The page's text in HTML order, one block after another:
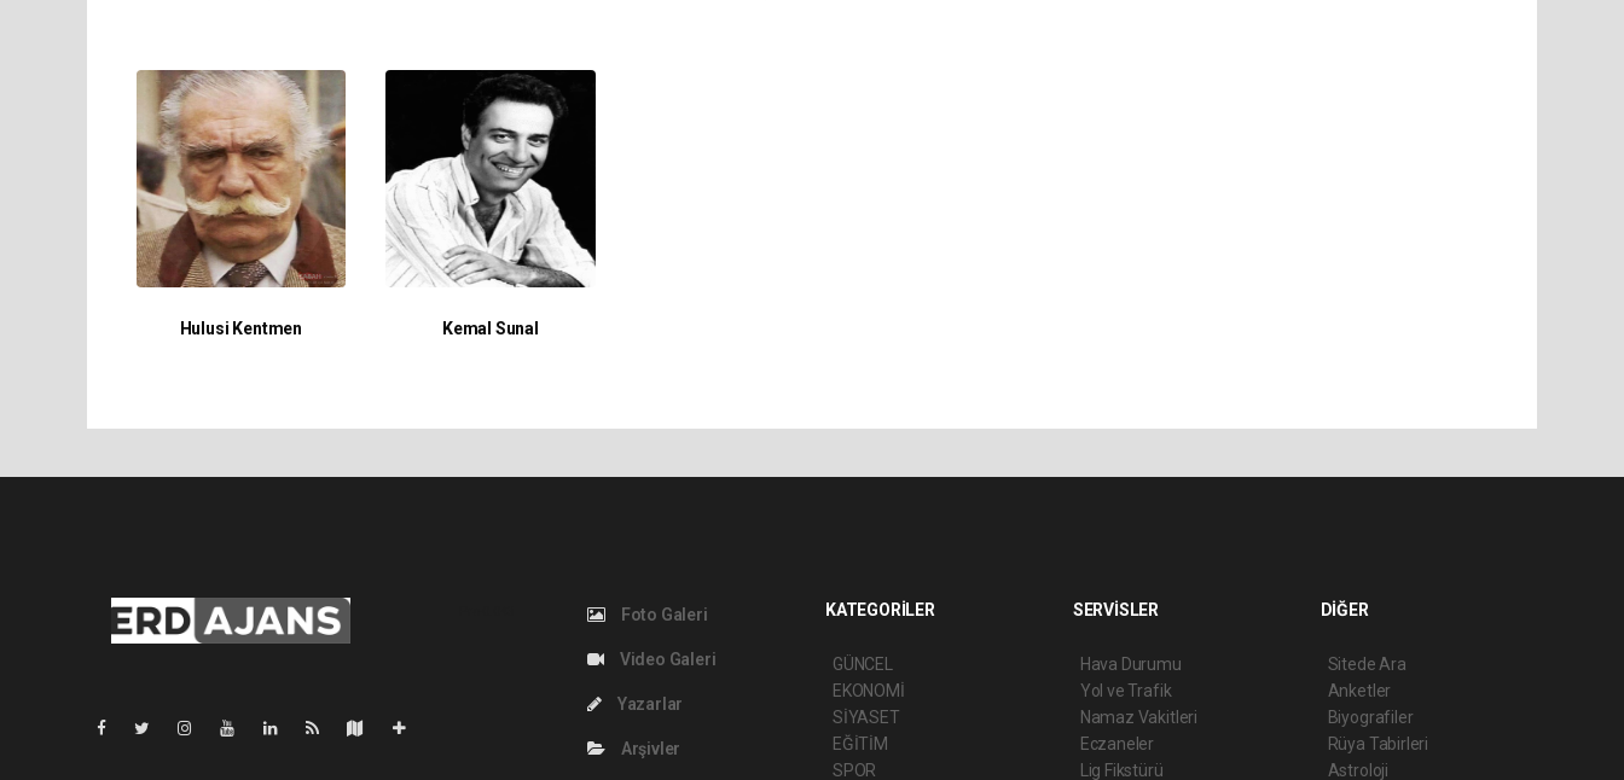
Hulusi Kentmen Kemal Sunal
Foto Galeri
Video Galeri
Yazarlar
Arşivler
KATEGORİLER
GÜNCEL
EKONOMİ
SİYASET
EĞİTİM
SPOR
SERVİSLER
Hava Durumu
Yol ve Trafik
Namaz Vakitleri
Eczaneler
Lig Fikstürü
DİĞER
Sitede Ara
Anketler
Biyografiler
Rüya Tabirleri
Astroloji